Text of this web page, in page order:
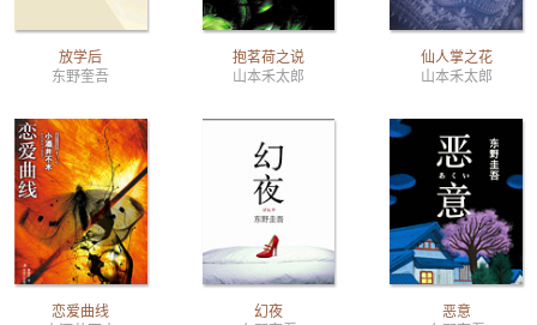
放学后
东野奎吾
抱茗荷之说
山本禾太郎
仙人掌之花
山本禾太郎
恋爱曲线
幻夜
恶意